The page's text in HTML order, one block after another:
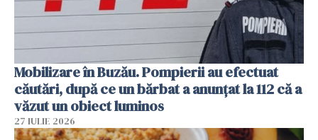
Mobilizare în Buzău. Pompierii au efectuat
căutări, după ce un bărbat a anunțat la 112 că a
văzut un obiect luminos
27 IULIE 2026